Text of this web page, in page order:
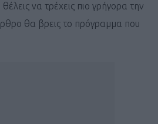
να τρέχεις πιο γρήγορα την
θα βρεις το πρόγραμμα που